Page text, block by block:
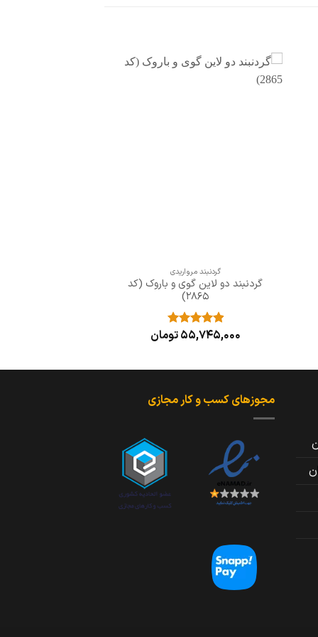
گردنبند مرواریدی
گردنبند دو لاین گوی و باروک (کد
2865)
نمره5از
55,745,000تومان
مجوزهای کسب و کار مجازی